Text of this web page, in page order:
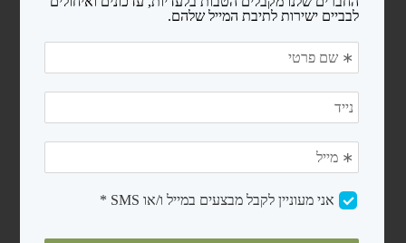
מסנני חול
פילטרים קרטריג'
כיסויים ומשטחי הגנה
כיסויים לבריכות ניידות
כיסויים סולארים
משטחי הגנה (פלציב)
מכשירי מלח ובקרים לבריכה
צנרת ואביזרי PVC
נגישות ובטיחות
אודות